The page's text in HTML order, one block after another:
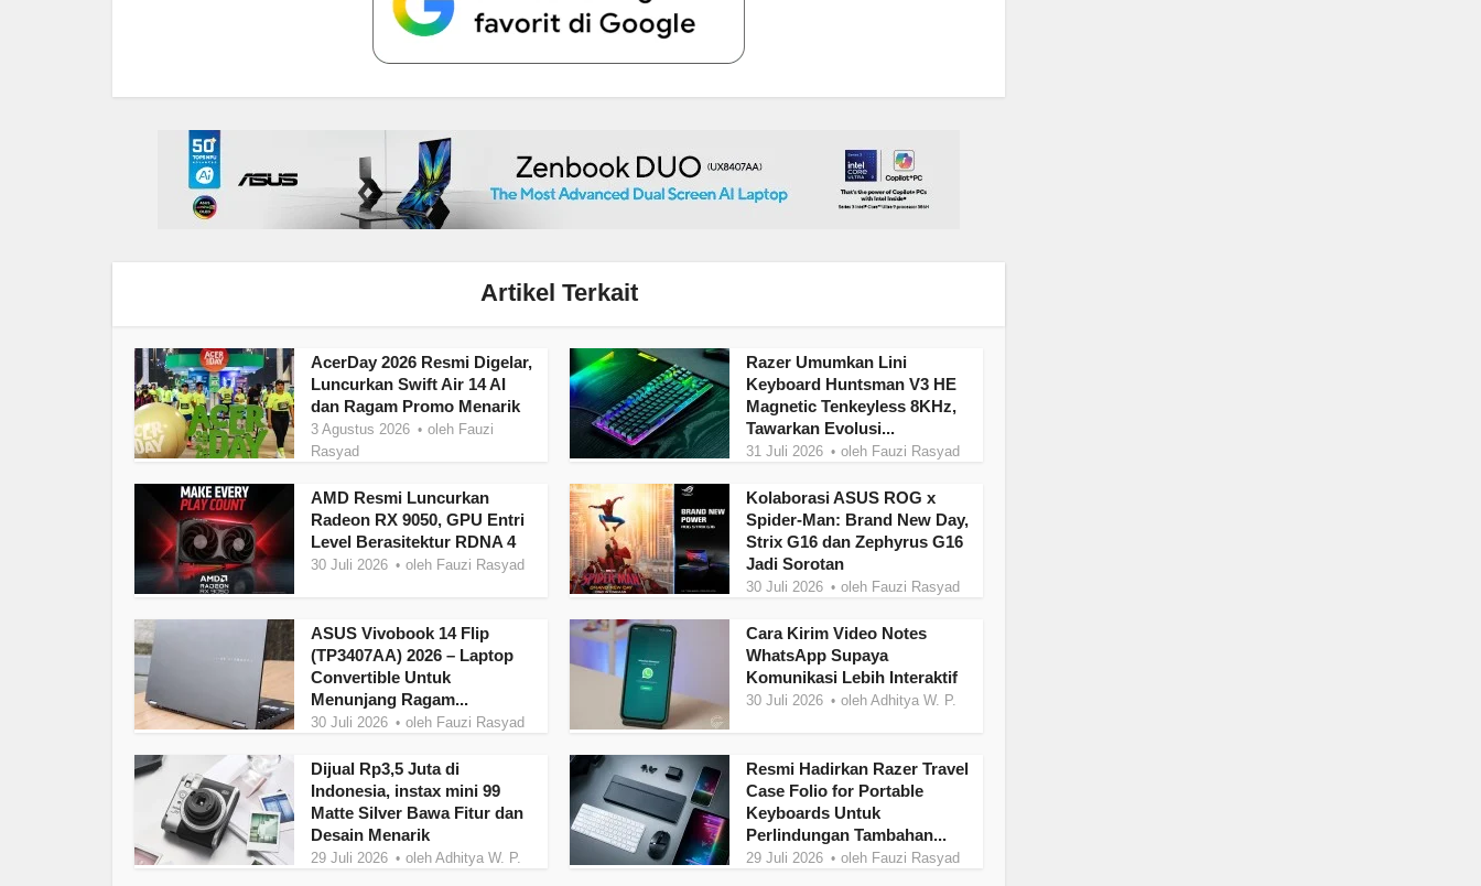
Artikel Terkait
AcerDay 2026 Resmi Digelar,
Luncurkan Swift Air 14 AI
dan Ragam Promo Menarik
3 Agustus 2026 oleh Fauzi
Rasyad
Razer Umumkan Lini
Keyboard Huntsman V3 HE
Magnetic Tenkeyless 8KHz,
Tawarkan Evolusi...
31 Juli 2026 oleh Fauzi Rasyad
AMD Resmi Luncurkan
Radeon RX 9050, GPU Entri
Level Berasitektur RDNA 4
30 Juli 2026 oleh Fauzi Rasyad
Kolaborasi ASUS ROG x
Spider-Man: Brand New Day,
Strix G16 dan Zephyrus G16
Jadi Sorotan
30 Juli 2026 oleh Fauzi Rasyad
ASUS Vivobook 14 Flip
(TP3407AA) 2026 – Laptop
Convertible Untuk
Menunjang Ragam...
30 Juli 2026 oleh Fauzi Rasyad
Cara Kirim Video Notes
WhatsApp Supaya
Komunikasi Lebih Interaktif
30 Juli 2026 oleh Adhitya W. P.
Dijual Rp3,5 Juta di
Indonesia, instax mini 99
Matte Silver Bawa Fitur dan
Desain Menarik
29 Juli 2026 oleh Adhitya W. P.
Resmi Hadirkan Razer Travel
Case Folio for Portable
Keyboards Untuk
Perlindungan Tambahan...
29 Juli 2026 oleh Fauzi Rasyad